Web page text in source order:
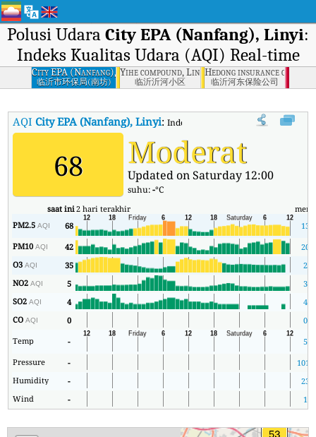
Polusi Udara City EPA (Nanfang), Linyi:
Indeks Kualitas Udara (AQI) Real-time
City EPA (Nanfang),
Linyi
临沂市环保局(南坊)
Yihe compound, Linyi
临沂沂河小区
Hedong insurance
临沂河东保险公司
AQICity EPA (Nanfang), Linyi:Indeks Kualitas Udara (AQI) Real-
68 Moderat
Updated on Saturday 12:00
suhu:-°C
saat ini2 hari terakhir
PM2.5AQI 68
13
PM10AQI 42
20
O3AQI 35
2
NO2AQI 5
3
SO2AQI 4
4
COAQI 0
0
Temp
-
5
Pressure
-
1013
Humidity
-
23
Wind
- 1